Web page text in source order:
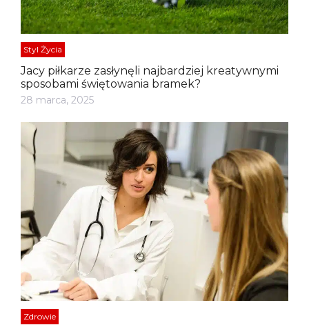
Styl Życia
Jacy piłkarze zasłynęli najbardziej kreatywnymi
sposobami świętowania bramek?
28 marca, 2025
Zdrowie